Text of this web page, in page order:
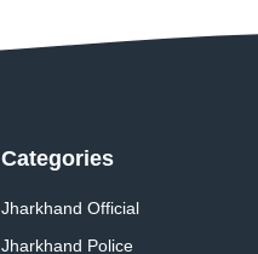
Categories
Jharkhand Official
Jharkhand Police